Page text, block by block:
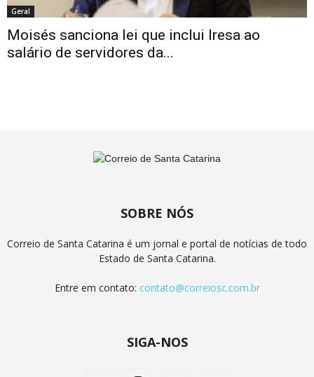
Geral
Moisés sanciona lei que inclui Iresa ao
salário de servidores da...
SOBRE NÓS
Correio de Santa Catarina é um jornal e portal de notícias de todo
Estado de Santa Catarina.
Entre em contato: contato@correiosc.com.br
SIGA-NOS